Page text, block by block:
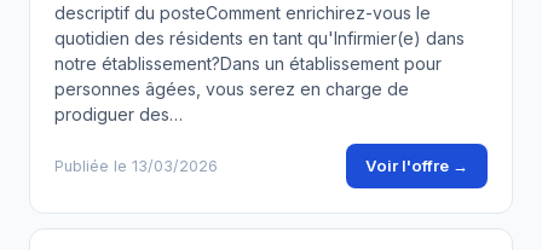
descriptif du posteComment enrichirez-vous le
quotidien des résidents en tant qu'Infirmier(e) dans
notre établissement?Dans un établissement pour
personnes âgées, vous serez en charge de
prodiguer des…
Publiée le 13/03/2026 Voir l'offre →